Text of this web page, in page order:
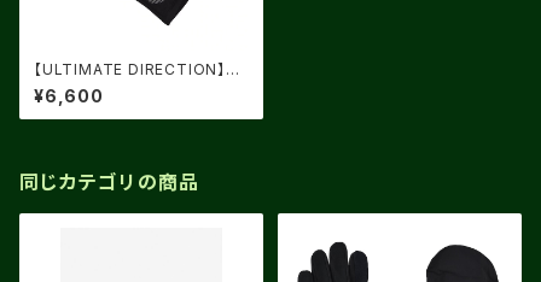
【ULTIMATE DIRECTION】UL
TRA FLIP GLOVE
¥6,600
同じカテゴリの商品